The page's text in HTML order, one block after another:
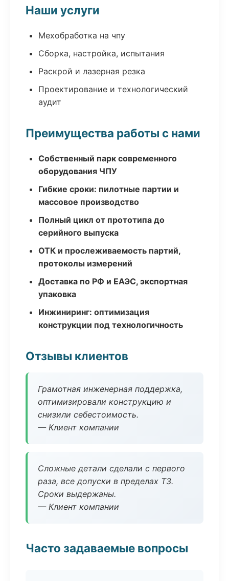
Наши услуги
Мехобработка на чпу
Сборка, настройка, испытания
Раскрой и лазерная резка
Проектирование и технологический
аудит
Преимущества работы с нами
Собственный парк современного
оборудования ЧПУ
Гибкие сроки: пилотные партии и
массовое производство
Полный цикл от прототипа до
серийного выпуска
ОТК и прослеживаемость партий,
протоколы измерений
Доставка по РФ и ЕАЭС, экспортная
упаковка
Инжиниринг: оптимизация
конструкции под технологичность
Отзывы клиентов
Грамотная инженерная поддержка,
оптимизировали конструкцию и
снизили себестоимость.
— Клиент компании
Сложные детали сделали с первого
раза, все допуски в пределах ТЗ.
Сроки выдержаны.
— Клиент компании
Часто задаваемые вопросы